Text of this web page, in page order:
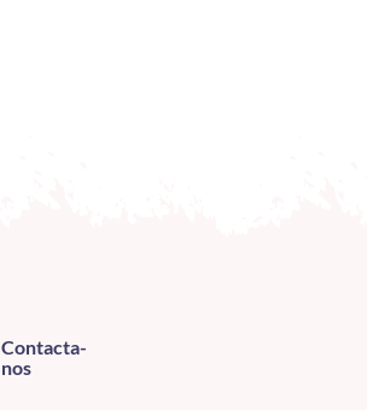
Contacta-
nos